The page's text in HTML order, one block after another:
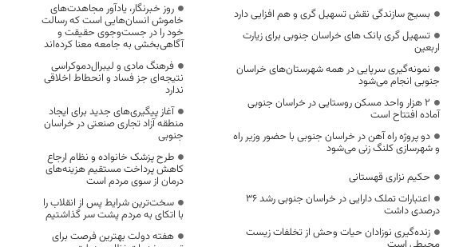
بسیج سازندگی نقش تسهیل گری و هم افزایی دارد
تسهیل گری بانک های خراسان جنوبی برای زیارت
اربعین
نمونه‌گیری سرپایی در همه شهرستان‌های خراسان
جنوبی انجام می‌شود
۲ هزار واحد مسکن روستایی در خراسان جنوبی
آماده افتتاح است
دو پروژه راه آهن در خراسان جنوبی با حضور وزیر راه
و شهرسازی کلنگ زنی می‌شود
حکیم نزاری قهستانی
اعتبارات تملک دارایی در خراسان جنوبی رشد ۳۶
درصدی داشت
زنده‌گیری نوزادان حیات وحش از تخلفات زیست
روز خبرنگار، یادآور مجاهدت‌های
خاموش انسان‌هایی است که رسالت
خود را در جست‌وجوی حقیقت و
آگاهی‌بخشی به جامعه معنا کرده‌اند
فرهنگ مادی و لیبرال‌دموکراسی
نتیجه‌ای جز فساد و انحطاط اخلاقی
ندارد
آغاز پیگیری‌های جدید برای ایجاد
منطقه آزاد تجاری صنعتی در خراسان
جنوبی
طرح پزشک خانواده و نظام ارجاع
کاهش پرداخت مستقیم هزینه‌های
درمان از سوی مردم است
سخت‌ترین شرایط پس از انقلاب را
با اتکای به مردم پشت سر گذاشتیم
هفته دولت بهترین فرصت برای